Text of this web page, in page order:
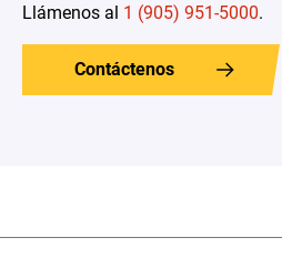
Llámenos al 1 (905) 951-5000.
Contáctenos